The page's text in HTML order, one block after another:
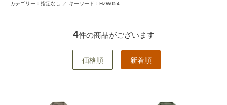
カテゴリー：指定なし ／ キーワード：HZW054
4件の商品がございます
価格順 新着順